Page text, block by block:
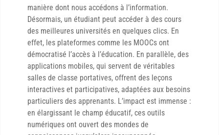
manière dont nous accédons à l’information.
Désormais, un étudiant peut accéder à des cours
des meilleures universités en quelques clics. En
effet, les plateformes comme les MOOCs ont
démocratisé l’accès à l’éducation. En parallèle, des
applications mobiles, qui servent de véritables
salles de classe portatives, offrent des leçons
interactives et participatives, adaptées aux besoins
particuliers des apprenants. L’impact est immense :
en élargissant le champ éducatif, ces outils
numériques ont ouvert des mondes de